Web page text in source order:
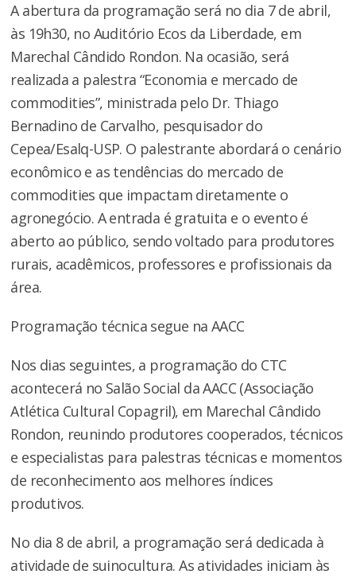
A abertura da programação será no dia 7 de abril,
às 19h30, no Auditório Ecos da Liberdade, em
Marechal Cândido Rondon. Na ocasião, será
realizada a palestra “Economia e mercado de
commodities”, ministrada pelo Dr. Thiago
Bernadino de Carvalho, pesquisador do
Cepea/Esalq-USP. O palestrante abordará o cenário
econômico e as tendências do mercado de
commodities que impactam diretamente o
agronegócio. A entrada é gratuita e o evento é
aberto ao público, sendo voltado para produtores
rurais, acadêmicos, professores e profissionais da
área.
Programação técnica segue na AACC
Nos dias seguintes, a programação do CTC
acontecerá no Salão Social da AACC (Associação
Atlética Cultural Copagril), em Marechal Cândido
Rondon, reunindo produtores cooperados, técnicos
e especialistas para palestras técnicas e momentos
de reconhecimento aos melhores índices
produtivos.
No dia 8 de abril, a programação será dedicada à
atividade de suinocultura. As atividades iniciam às